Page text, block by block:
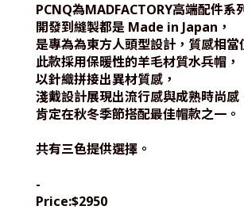
PCNQ為MADFACTORY高端配件系
開發到縫製都是 Made in Japan，
是專為為東方人頭型設計，質感相當
此款採用保暖性的羊毛材質水兵帽，
以針織拼接出異材質感，
淺戴設計展現出流行感與成熟時尚感
肯定在秋冬季節搭配最佳帽款之一。
共有三色提供選擇。
-
Price:$2950